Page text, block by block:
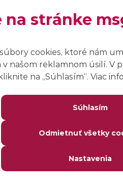
Vlastná AI vs API: Kedy
oplatí lokálny model?
AI umelá inteligencia
stránke
cookies, ktoré nám
našom reklamnom úsilí. V
na ,,Súhlasím“. Viac
Súhlasím
Odmietnuť všetky
Nastavenia